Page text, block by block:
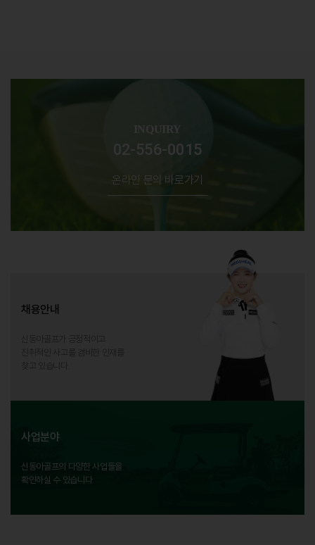
INQUIRY
02-556-0015
온라인 문의 바로가기
채용안내
신동아골프가 긍정적이고
진취적인 사고를 겸비한 인재를
찾고 있습니다.
사업분야
신동아골프의 다양한 사업들을
확인하실 수 있습니다.